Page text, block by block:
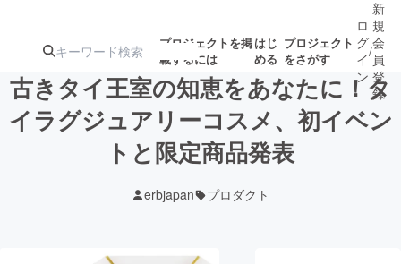
プロジェクトを掲
載するには
はじ
める
プロジェクト
をさがす
注目のリ
注目の新着プロ募集終了が近いプ
ロ
グ
イ
ン
/
新
規
会
員
登
録
古きタイ王室の知恵をあなたに！タ
イラグジュアリーコスメ、初イベン
トと限定商品発表
erbjapan プロダクト